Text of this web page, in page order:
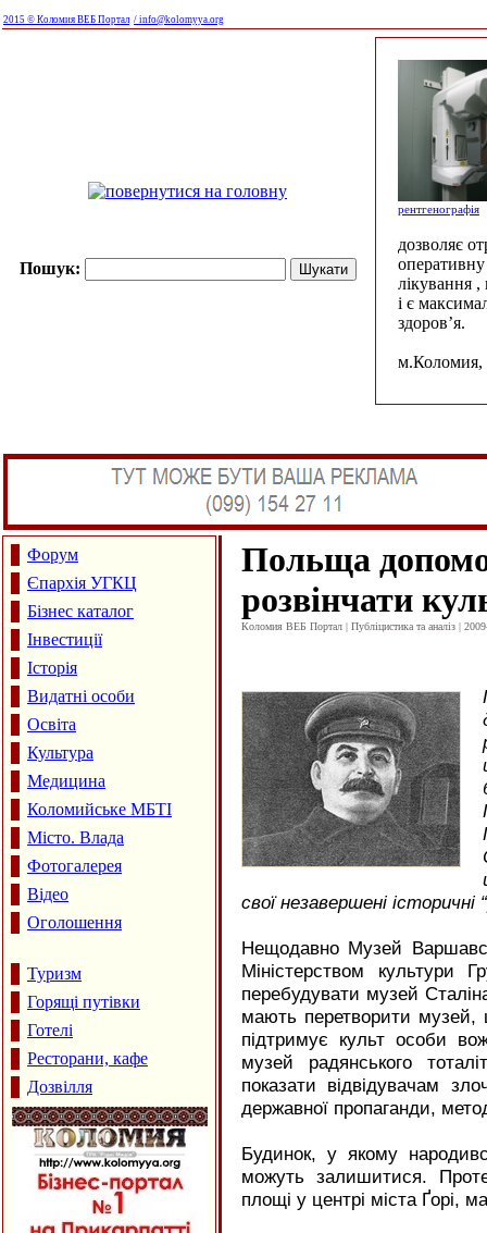
2015 © Коломия ВЕБ Портал / info@kolomyya.org
Пошук:
рентгенографія
дозволяє
лікування ,
і є
здоров’я.
м.Коломия,
Форум
Єпархія УГКЦ
Бізнес каталог
Інвестиції
Історія
Видатні особи
Освіта
Культура
Медицина
Коломийське МБТІ
Місто. Влада
Фотогалерея
Відео
Оголошення
Туризм
Горящі путівки
Готелі
Ресторани, кафе
Дозвілля
Польща
розвінчати
Коломия ВЕБ Портал | Публіцистика та аналіз |
свої незавершені історичні
Нещодавно Музей
Міністерством культури
перебудувати музей
мають перетворити музей,
підтримує культ особи
музей радянського
показати відвідувачам
державної пропаганди,
Будинок, у якому
можуть залишитися.
площі у центрі міста Ґорі,